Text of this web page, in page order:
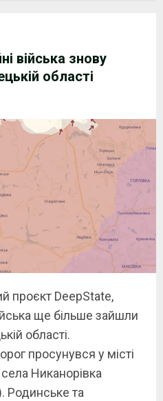
війська знову
області
проєкт DeepState,
ще більше зайшли
області.
просунувся у місті
Никанорівка
Родинське та